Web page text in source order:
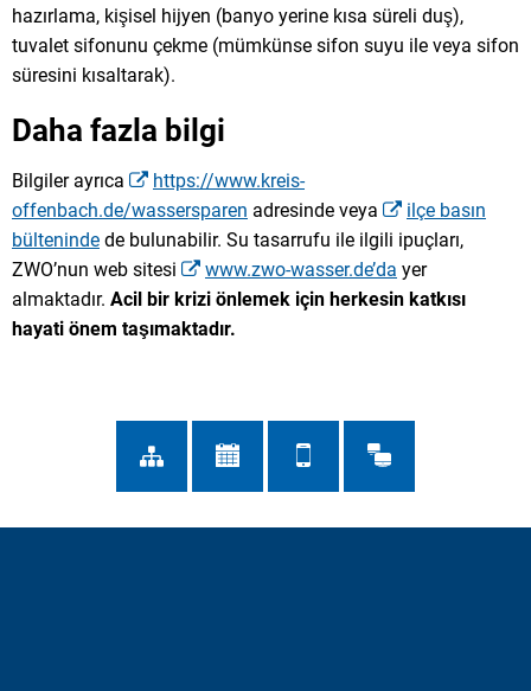
hazırlama, kişisel hijyen (banyo yerine kısa süreli duş),
tuvalet sifonunu çekme (mümkünse sifon suyu ile veya sifon
süresini kısaltarak).
Daha fazla bilgi
Bilgiler ayrıca
https://www.kreis-
offenbach.de/wassersparen adresinde veya
ilçe basın
bülteninde de bulunabilir. Su tasarrufu ile ilgili ipuçları,
ZWO’nun web sitesi
www.zwo-wasser.de’da yer
almaktadır. Acil bir krizi önlemek için herkesin katkısı
hayati önem taşımaktadır.